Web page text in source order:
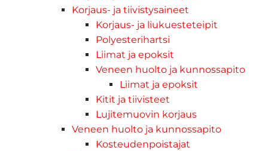
Korjaus- ja tiivistysaineet
Korjaus- ja liukuesteteipit
Polyesterihartsi
Liimat ja epoksit
Veneen huolto ja kunnossapito
Liimat ja epoksit
Kitit ja tiivisteet
Lujitemuovin korjaus
Veneen huolto ja kunnossapito
Kosteudenpoistajat